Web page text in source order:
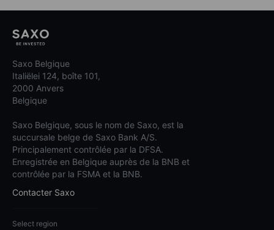
Saxo Belgique
Italiëlei 124, boîte 101,
2000 Anvers
Belgique
Saxo Belgique, sous le nom de Saxo, est la
succursale belge de Saxo Bank A/S.
Principalement contrôlée par la DFSA.
Enregistrée en Belgique auprès de la BNB et
contrôlée par la FSMA et la BNB.
Contacter Saxo
Select region